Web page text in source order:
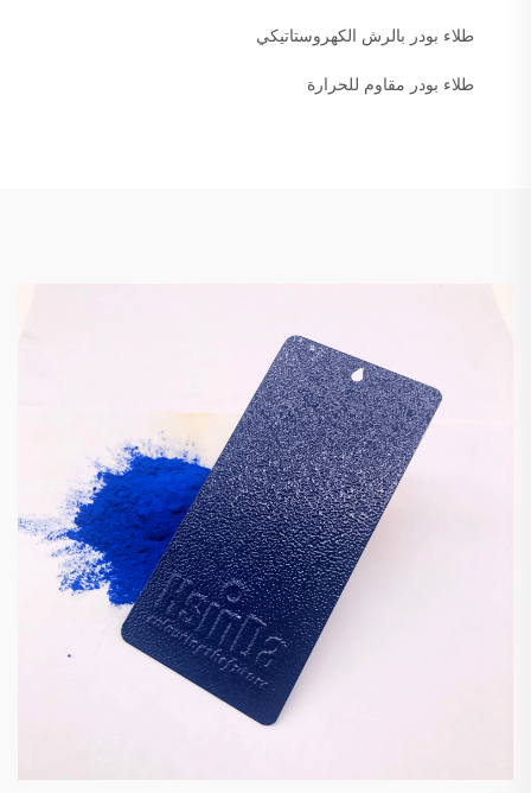
طلاء بودر بالرش الكهروستاتيكي
طلاء بودر مقاوم للحرارة